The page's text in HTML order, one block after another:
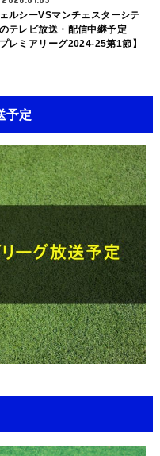
ルシーVSマンチェスターシテ
テレビ放送・配信中継予定
プレミアリーグ2024-25第1節】
予定